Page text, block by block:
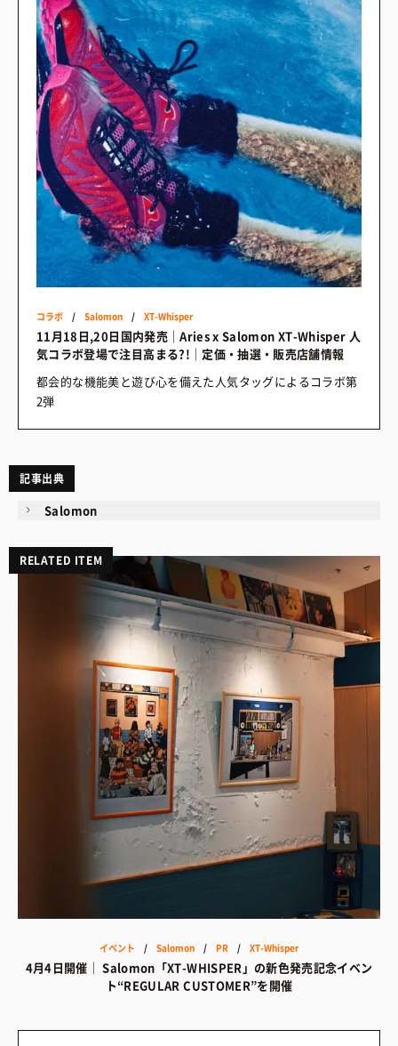
コラボ / Salomon / XT-Whisper
11月18日,20日国内発売｜Aries x Salomon XT-Whisper 人
気コラボ登場で注目高まる?!｜定価・抽選・販売店舗情報
都会的な機能美と遊び心を備えた人気タッグによるコラボ第
2弾
記事出典
Salomon
RELATED ITEM
イベント / Salomon / PR / XT-Whisper
4月4日開催｜ Salomon「XT-WHISPER」の新色発売記念イベン
ト“REGULAR CUSTOMER”を開催